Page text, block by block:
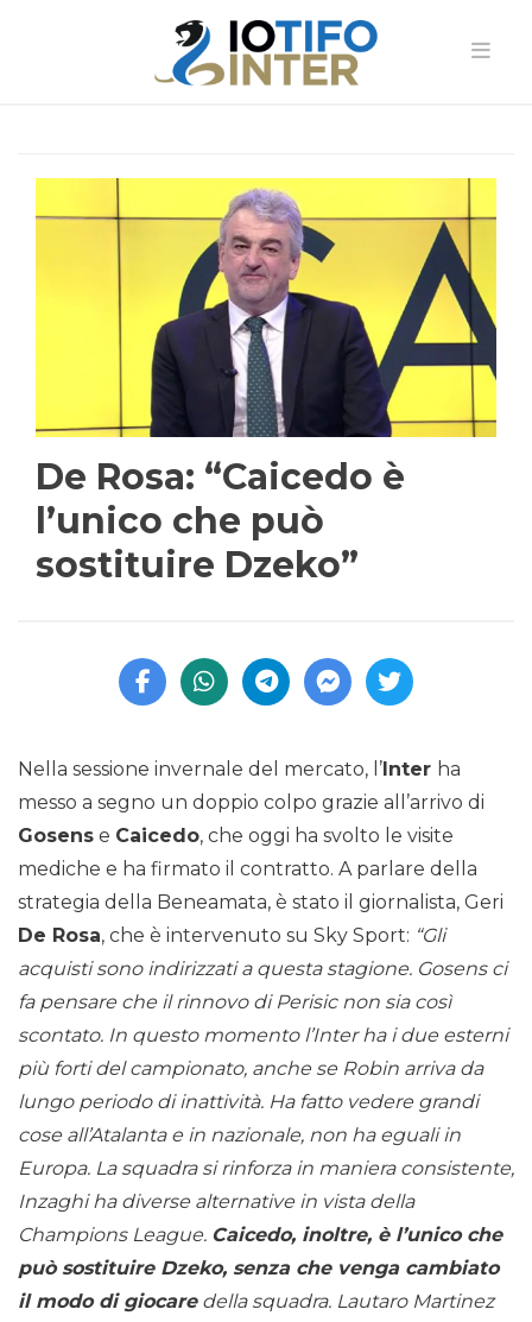
De Rosa: “Caicedo è
l’unico che può
sostituire Dzeko”
Nella sessione invernale del mercato, l’Inter ha
messo a segno un doppio colpo grazie all’arrivo di
Gosens e Caicedo, che oggi ha svolto le visite
mediche e ha firmato il contratto. A parlare della
strategia della Beneamata, è stato il giornalista, Geri
De Rosa, che è intervenuto su Sky Sport: “Gli
acquisti sono indirizzati a questa stagione. Gosens ci
fa pensare che il rinnovo di Perisic non sia così
scontato. In questo momento l’Inter ha i due esterni
più forti del campionato, anche se Robin arriva da
lungo periodo di inattività. Ha fatto vedere grandi
cose all’Atalanta e in nazionale, non ha eguali in
Europa. La squadra si rinforza in maniera consistente,
Inzaghi ha diverse alternative in vista della
Champions League. Caicedo, inoltre, è l’unico che
può sostituire Dzeko, senza che venga cambiato
il modo di giocaredella squadra. Lautaro Martinez